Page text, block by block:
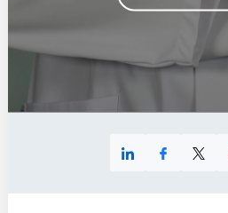
LinkedinFacebook
X